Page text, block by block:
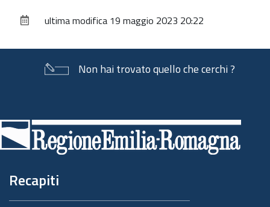
documentoultima modifica 19 maggio 2023 20:22
Non hai trovato quello che cerchi ?
di
pagina
Recapiti